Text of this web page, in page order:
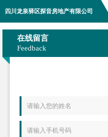
四川龙泉驿区探音房地产有限公司
在线留言
Feedback